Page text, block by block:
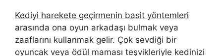
Kediyi harekete geçirmenin basit yöntemleri
arasında ona oyun arkadaşı bulmak veya
zaaflarını kullanmak gelir. Çok sevdiği bir
oyuncak veya ödül maması teşvikleriyle kedinizi